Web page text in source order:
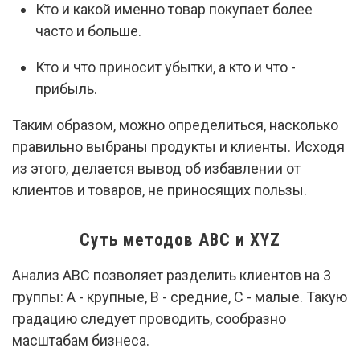
Кто и какой именно товар покупает более
часто и больше.
Кто и что приносит убытки, а кто и что -
прибыль.
Таким образом, можно определиться, насколько
правильно выбраны продукты и клиенты. Исходя
из этого, делается вывод об избавлении от
клиентов и товаров, не приносящих пользы.
Суть методов ABC и XYZ
Анализ ABC позволяет разделить клиентов на 3
группы: А - крупные, В - средние, С - малые. Такую
градацию следует проводить, сообразно
масштабам бизнеса.